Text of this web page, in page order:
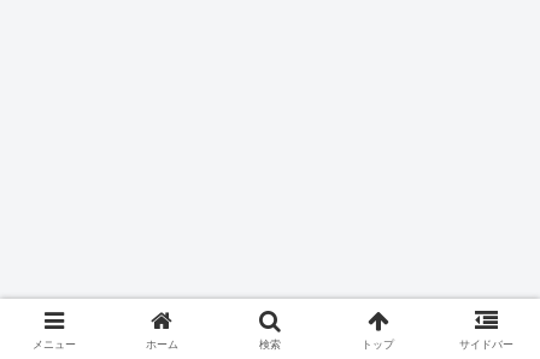
メニュー ホーム 検索 トップ サイドバー